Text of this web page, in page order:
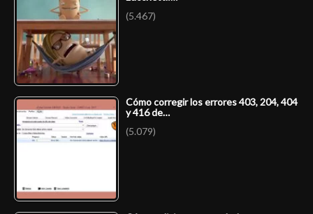
(5.467)
Cómo corregir los errores 403, 204, 404
y 416 de…
(5.079)